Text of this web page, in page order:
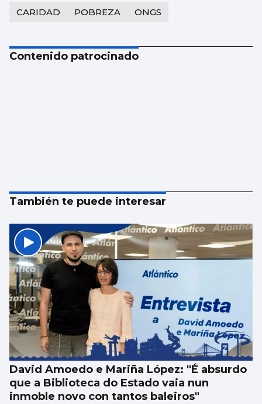
CARIDAD POBREZA ONGS
Contenido patrocinado
También te puede interesar
David Amoedo e Mariña López: "É absurdo
que a Biblioteca do Estado vaia nun
inmoble novo con tantos baleiros"